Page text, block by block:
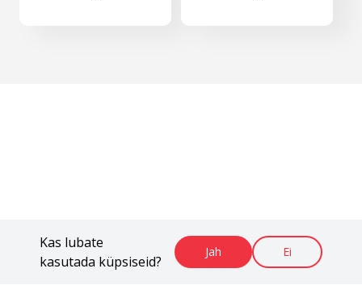
Kas lubate
kasutada küpsiseid?
Jah Ei